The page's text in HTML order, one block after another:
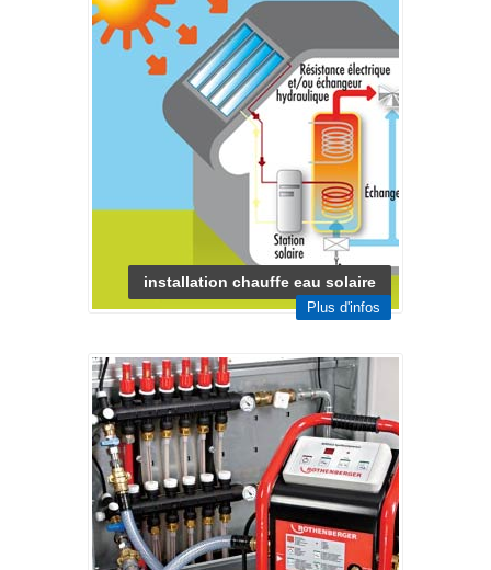
installation chauffe eau solaire
Plus d'infos